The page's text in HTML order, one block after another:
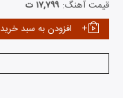
قیمت آهنگ: ۱۷,۷۹۹ ت
افزودن به سبد خرید